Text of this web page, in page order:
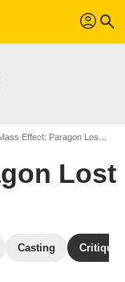
profil search
Effect: Paragon Lost
Lost
Casting